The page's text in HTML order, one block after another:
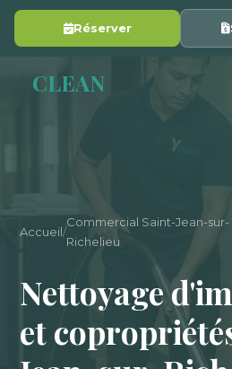
Réserver
CLEAN
Accueil/
Commercial Saint-Jean-sur-
Richelieu
Nettoyage
et